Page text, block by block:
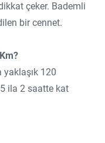
çeker. Bademli
bir cennet.
yaklaşık 120
ila 2 saatte kat